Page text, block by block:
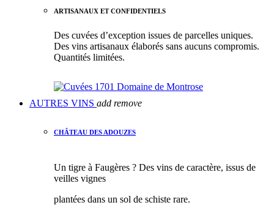
ARTISANAUX ET CONFIDENTIELS
Des cuvées d’exception issues de parcelles uniques.
Des vins artisanaux élaborés sans aucuns compromis.
Quantités limitées.
AUTRES VINS add remove
CHÂTEAU DES ADOUZES
Un tigre à Faugères ? Des vins de caractère, issus de
veilles vignes
plantées dans un sol de schiste rare.